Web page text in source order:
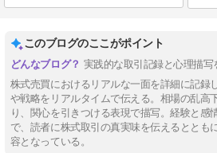
このブログのここがポイント
実践的な取引記録と心理描写
株式売買におけるリアルな一面を詳細に記録
や戦略をリアルタイムで伝える。相場の乱高
り、関心を引きつける表現で描写。経験と感
で、読者に株式取引の真実味を伝えるととも
容となっている。